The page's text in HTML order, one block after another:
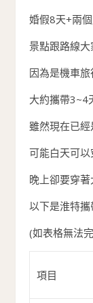
婚假8天+兩
景點跟路線
因為是機車
大約攜帶3~4
雖然現在已
可能白天可
晚上卻要穿
以下是淮特
(如表格無法
項目